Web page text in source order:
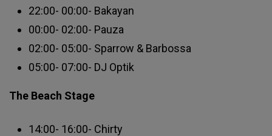
22:00- 00:00- Bakayan
00:00- 02:00- Pauza
02:00- 05:00- Sparrow & Barbossa
05:00- 07:00- DJ Optik
The Beach Stage
14:00- 16:00- Chirty